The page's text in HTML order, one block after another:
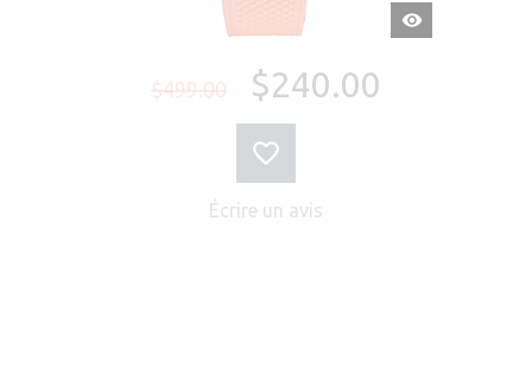
APERÇU
RAPIDE
$499.00 $240.00
Écrire un avis